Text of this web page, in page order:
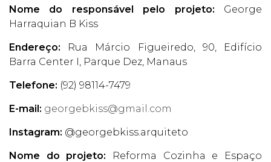
Nome do responsável pelo projeto: George
Harraquian B Kiss
Endereço: Rua Márcio Figueiredo, 90, Edifício
Barra Center I, Parque Dez, Manaus
Telefone: (92) 98114-7479
E-mail: georgebkiss@gmail.com
Instagram: @georgebkiss.arquiteto
Nome do projeto:
Reforma Cozinha e Espaço